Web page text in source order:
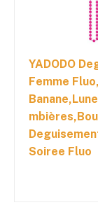
YADODO
Femme
Soiree Fluo